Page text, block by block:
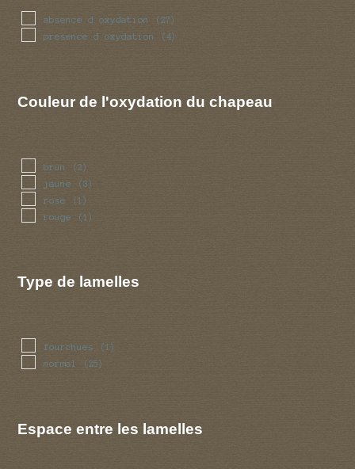
absence d oxydation (27)
presence d oxydation (4)
Couleur de l'oxydation du chapeau
brun (2)
jaune (3)
rose (1)
rouge (1)
Type de lamelles
fourchues (1)
normal (25)
Espace entre les lamelles